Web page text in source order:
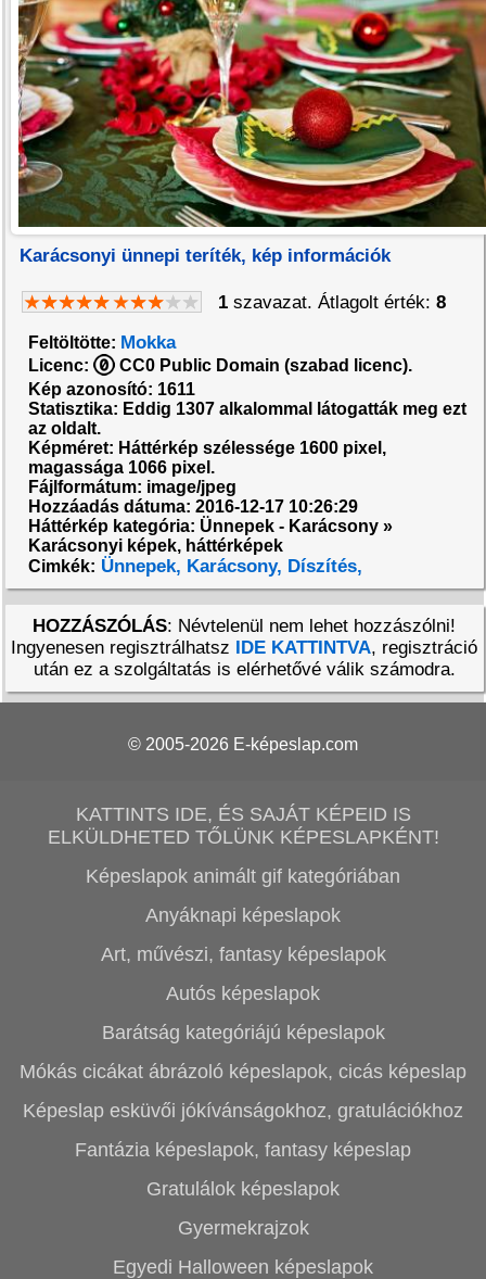
Karácsonyi ünnepi teríték, kép információk
1 szavazat. Átlagolt érték: 8
Feltöltötte: Mokka
Licenc:
CC0 Public Domain (szabad licenc).
Kép azonosító: 1611
Statisztika: Eddig 1307 alkalommal látogatták meg ezt
az oldalt.
Képméret: Háttérkép szélessége 1600 pixel,
magassága 1066 pixel.
Fájlformátum: image/jpeg
Hozzáadás dátuma: 2016-12-17 10:26:29
Háttérkép kategória: Ünnepek - Karácsony »
Karácsonyi képek, háttérképek
Cimkék: Ünnepek, Karácsony, Díszítés,
HOZZÁSZÓLÁS: Névtelenül nem lehet hozzászólni!
Ingyenesen regisztrálhatsz IDE KATTINTVA, regisztráció
után ez a szolgáltatás is elérhetővé válik számodra.
© 2005-2026 E-képeslap.com
KATTINTS IDE, ÉS SAJÁT KÉPEID IS
ELKÜLDHETED TŐLÜNK KÉPESLAPKÉNT!
Képeslapok animált gif kategóriában
Anyáknapi képeslapok
Art, művészi, fantasy képeslapok
Autós képeslapok
Barátság kategóriájú képeslapok
Mókás cicákat ábrázoló képeslapok, cicás képeslap
Képeslap esküvői jókívánságokhoz, gratulációkhoz
Fantázia képeslapok, fantasy képeslap
Gratulálok képeslapok
Gyermekrajzok
Egyedi Halloween képeslapok